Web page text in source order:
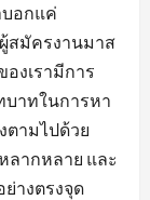
บอกแค่
สมัครงานมาส
งเรามีการ
บาทในการหา
ตามไปด้วย
ลากหลาย และ
างตรงจุด